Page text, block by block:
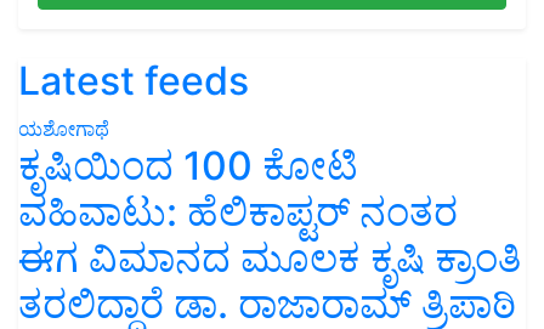
Latest feeds
ಯಶೋಗಾಥೆ
ಕೃಷಿಯಿಂದ 100 ಕೋಟಿ
ವಹಿವಾಟು: ಹೆಲಿಕಾಪ್ಟರ್ ನಂತರ
ಈಗ ವಿಮಾನದ ಮೂಲಕ ಕೃಷಿ ಕ್ರಾಂತಿ
ತರಲಿದ್ದಾರೆ ಡಾ. ರಾಜಾರಾಮ್ ತ್ರಿಪಾಠಿ